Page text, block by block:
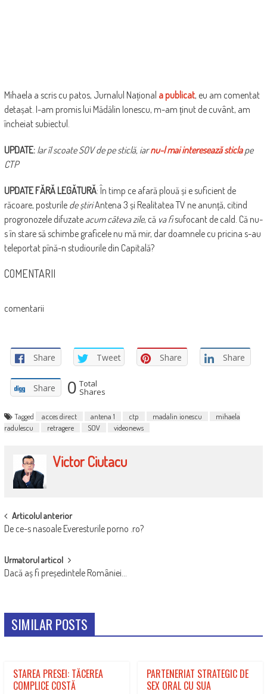
Mihaela a scris cu patos, Jurnalul Național a publicat, eu am comentat
detașat. I-am promis lui Mădălin Ionescu, m-am ținut de cuvânt, am
încheiat subiectul.
UPDATE: Iar îl scoate SOV de pe sticlă, iarnu-l mai interesează sticlape
CTP
UPDATE FĂRĂ LEGĂTURĂ: În timp ce afară plouă și e suficient de
răcoare, posturile de știriAntena 3 și Realitatea TV ne anunță, citind
progronozele difuzate acum câteva zile, că va fisufocant de cald. Că nu-
s în stare să schimbe graficele nu mă mir, dar doamnele cu pricina s-au
teleportat pînă-n studiourile din Capitală?
COMENTARII
comentarii
Share Tweet Share Share
Share 0 Total
Shares
Tagged acces direct antena 1 ctp madalin ionescu
mihaela
radulescu
retragere SOV videonews
Victor Ciutacu
POST
NAVIGATION
Articolul anterior
De ce-s nasoale Everesturile porno .ro?
Urmatorul articol
Dacă aș fi președintele României…
SIMILAR POSTS
STAREA PRESEI: TĂCEREA
COMPLICE COSTĂ
PARTENERIAT STRATEGIC DE
SEX ORAL CU SUA